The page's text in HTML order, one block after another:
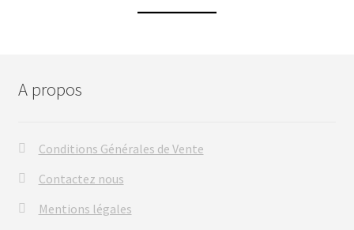
A propos
Conditions Générales de Vente
Contactez nous
Mentions légales